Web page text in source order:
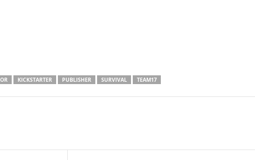
KICKSTARTER PUBLISHER SURVIVAL TEAM17